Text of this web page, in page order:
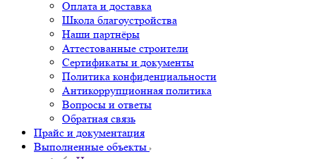
Оплата и доставка
Школа благоустройства
Наши партнёры
Аттестованные строители
Сертификаты и документы
Политика конфиденциальности
Антикоррупционная политика
Вопросы и ответы
Обратная связь
Прайс и документация
Выполненные объекты